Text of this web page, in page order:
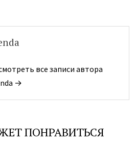
все записи автора
→
ПОНРАВИТЬСЯ